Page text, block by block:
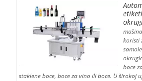
koristi
boce
staklene boce, boce za vino ili boce. U širokoj